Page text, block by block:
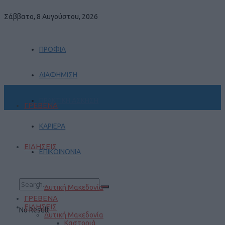
Σάββατο, 8 Αυγούστου, 2026
ΠΡΟΦΙΛ
ΔΙΑΦΗΜΙΣΗ
ΚΑΡΙΕΡΑ
ΕΠΙΚΟΙΝΩΝΙΑ
No Result
ΓΡΕΒΕΝΑ
ΕΙΔΗΣΕΙΣ
Δυτική Μακεδονία
ΓΡΕΒΕΝΑ
ΕΙΔΗΣΕΙΣ
Δυτική Μακεδονία
Καστοριά